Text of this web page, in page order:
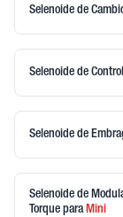
Selenoide de
Selenoide de
Selenoide de
Selenoide de
Torque paraMini